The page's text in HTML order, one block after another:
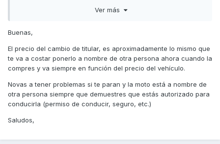
Ver más
Buenas,
El precio del cambio de titular, es aproximadamente lo mismo que
te va a costar ponerlo a nombre de otra persona ahora cuando la
compres y va siempre en función del precio del vehículo.
Novas a tener problemas si te paran y la moto está a nombre de
otra persona siempre que demuestres que estás autorizado para
conducirla (permiso de conducir, seguro, etc.)
Saludos,